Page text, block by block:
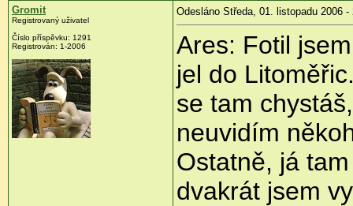
Gromit
Registrovaný uživatel
Číslo příspěvku: 1291
Registrován: 1-2006
Odesláno Středa, 01. listopadu 2006 -
Ares: Fotil
jel do
se tam
neuvidím
Ostatně, já
dvakrát jsem